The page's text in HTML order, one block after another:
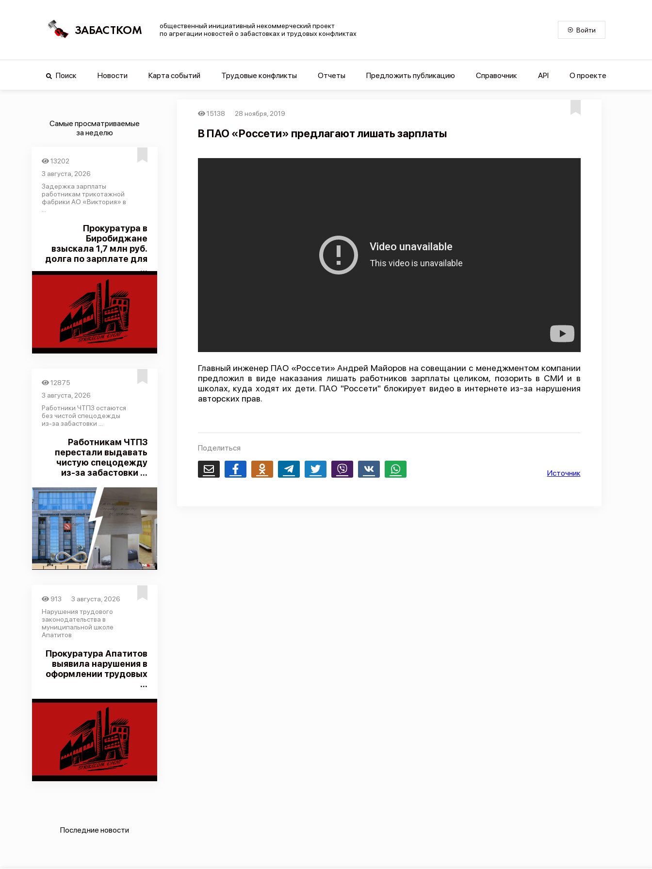
ЗАБАСТКОМ
общественный инициативный некоммерческий проект
по агрегации новостей о забастовках и трудовых конфликтах
Войти
Поиск Новости Карта событий Трудовые конфликты Отчеты Предложить публикацию Справочник API О проекте
Самые просматриваемые
за неделю
13202
3 августа, 2026
Задержка зарплаты
работникам трикотажной
фабрики АО «Виктория» в
Прокуратура в
Биробиджане
взыскала 1,7 млн руб.
долга по зарплате для
...
12875
3 августа, 2026
Работники ЧТПЗ остаются
без чистой спецодежды
из-за забастовки ...
Работникам ЧТПЗ
перестали выдавать
чистую спецодежду
из-за забастовки ...
913
3 августа, 2026
Нарушения трудового
законодательства в
муниципальной школе
Апатитов
Прокуратура Апатитов
выявила нарушения в
оформлении трудовых
...
Последние новости
15138 28 ноября, 2019
В ПАО «Россети» предлагают лишать зарплаты
Главный инженер ПАО «Россети» Андрей Майоров на совещании с менеджментом компании
предложил в виде наказания лишать работников зарплаты целиком, позорить в СМИ и в
школах, куда ходят их дети. ПАО "Россети" блокирует видео в интернете из-за нарушения
авторских прав.
Поделиться
Email FacebookOdnoklassnikiTelegram Twitter Viber Whatsapp Источник